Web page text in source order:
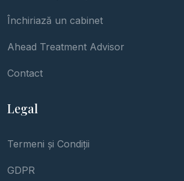
Închiriază un cabinet
Ahead Treatment Advisor
Contact
Legal
Termeni și Condiții
GDPR